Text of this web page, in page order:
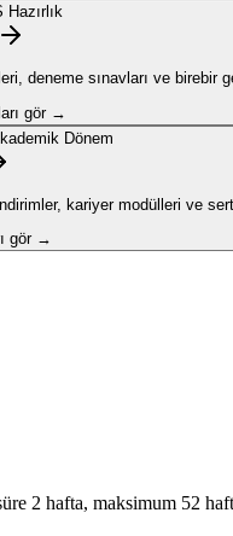
Hazırlık
deneme sınavları ve birebir
gör →
Dönem
kariyer modülleri ve
gör →
2 hafta, maksimum 52